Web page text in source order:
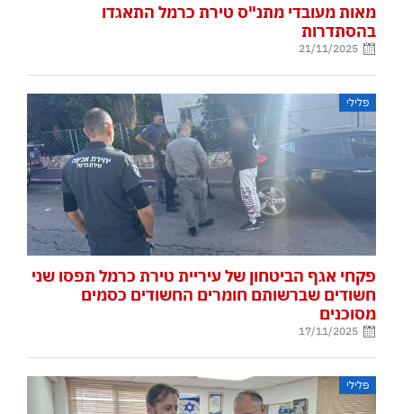
מאות מעובדי מתנ"ס טירת כרמל התאגדו
בהסתדרות
21/11/2025
פלילי
פקחי אגף הביטחון של עיריית טירת כרמל תפסו שני
חשודים שברשותם חומרים החשודים כסמים
מסוכנים
17/11/2025
פלילי